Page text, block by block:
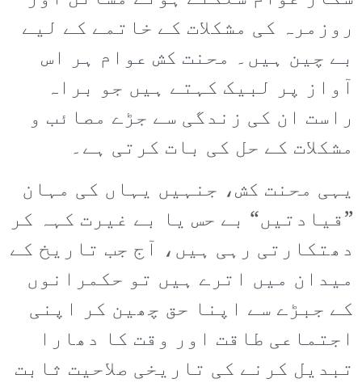
روزمرہ کی مشکلات کے خاتمے کے لیے
بے چین ہیں۔ محنت کش عوام ہر اس
آواز پر لبیک کہتے ہیں جو براہ
راست ان کی زندگی سے جڑے مصائب و
مشکلات کے حل کی بات کرتی ہے۔
یہی محنت کش، جنہیں یہاں کی مہان
”قیادتیں“ بے حس یا بے غیرت کہہ کر
دھتکارتی رہی ہیں، آج جب تاریخ کے
میدان میں اترے ہیں تو حکمرانوں
کے جبڑے سے اپنا حق چھین کر اپنی
اجتماعی طاقت اور وقت کا دھارا
تبدیل کرنے کی تاریخی صلاحیت ثابت